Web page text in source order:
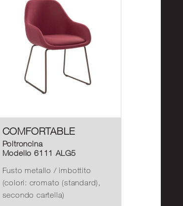
COMFORTABLE
Poltroncina
Modello 6111 ALG5
Fusto metallo / imbottito
(colori: cromato (standard),
secondo cartella)